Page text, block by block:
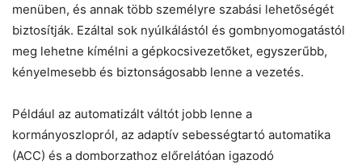
menüben, és annak több személyre szabási lehetőségét
biztosítják. Ezáltal sok nyúlkálástól és gombnyomogatástól
meg lehetne kímélni a gépkocsivezetőket, egyszerűbb,
kényelmesebb és biztonságosabb lenne a vezetés.
Például az automatizált váltót jobb lenne a
kormányoszlopról, az adaptív sebességtartó automatika
(ACC) és a domborzathoz előrelátóan igazodó